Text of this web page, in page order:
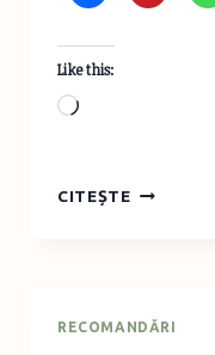
Like this:
Loading…
CITEȘTECĂRŢI
RECOMANDĂRI